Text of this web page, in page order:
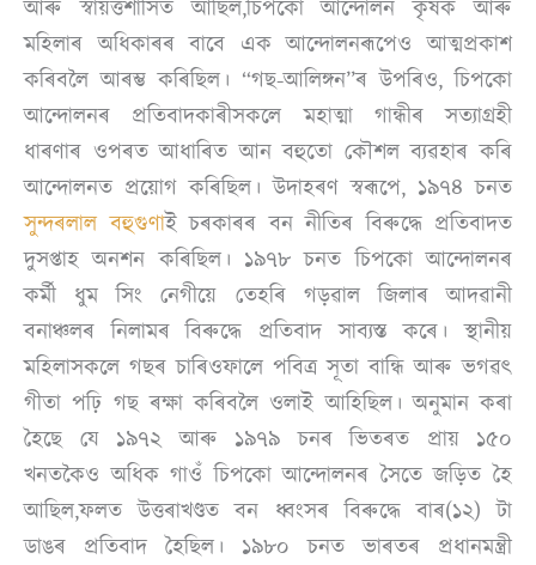
আৰু স্বায়ত্তশাসিত আছিল,চিপকো আন্দোলন কৃষক আৰু
মহিলাৰ অধিকাৰৰ বাবে এক আন্দোলনৰূপেও আত্মপ্ৰকাশ
কৰিবলৈ আৰম্ভ কৰিছিল। “গছ-আলিঙ্গন”ৰ উপৰিও, চিপকো
আন্দোলনৰ প্ৰতিবাদকাৰীসকলে মহাত্মা গান্ধীৰ সত্যাগ্ৰহী
ধাৰণাৰ ওপৰত আধাৰিত আন বহুতো কৌশল ব্যৱহাৰ কৰি
আন্দোলনত প্ৰয়োগ কৰিছিল। উদাহৰণ স্বৰূপে, ১৯৭৪ চনত
সুন্দৰলাল বহুগুণাই চৰকাৰৰ বন নীতিৰ বিৰুদ্ধে প্ৰতিবাদত
দুসপ্তাহ অনশন কৰিছিল। ১৯৭৮ চনত চিপকো আন্দোলনৰ
কৰ্মী ধুম সিং নেগীয়ে তেহৰি গড়ৱাল জিলাৰ আদৱানী
বনাঞ্চলৰ নিলামৰ বিৰুদ্ধে প্ৰতিবাদ সাব্যস্ত কৰে। স্থানীয়
মহিলাসকলে গছৰ চাৰিওফালে পবিত্ৰ সূতা বান্ধি আৰু ভগৱৎ
গীতা পঢ়ি গছ ৰক্ষা কৰিবলৈ ওলাই আহিছিল। অনুমান কৰা
হৈছে যে ১৯৭২ আৰু ১৯৭৯ চনৰ ভিতৰত প্ৰায় ১৫০
খনতকৈও অধিক গাওঁ চিপকো আন্দোলনৰ সৈতে জড়িত হৈ
আছিল,ফলত উত্তৰাখণ্ডত বন ধ্বংসৰ বিৰুদ্ধে বাৰ(১২) টা
ডাঙৰ প্ৰতিবাদ হৈছিল। ১৯৮০ চনত ভাৰতৰ প্ৰধানমন্ত্ৰী